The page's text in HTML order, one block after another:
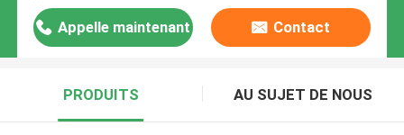
Appelle maintenant Contact
PRODUITS AU SUJET DE NOUS